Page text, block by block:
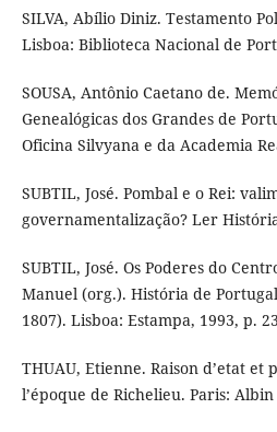
SILVA, Abílio Diniz. Testamento
Lisboa: Biblioteca Nacional de
SOUSA, Antônio Caetano de.
Genealógicas dos Grandes de
Oficina Silvyana e da Academia
SUBTIL, José. Pombal e o Rei:
governamentalização? Ler
SUBTIL, José. Os Poderes do
Manuel (org.). História de
1807). Lisboa: Estampa, 1993, p.
THUAU, Etienne. Raison d’etat et
l’époque de Richelieu. Paris: